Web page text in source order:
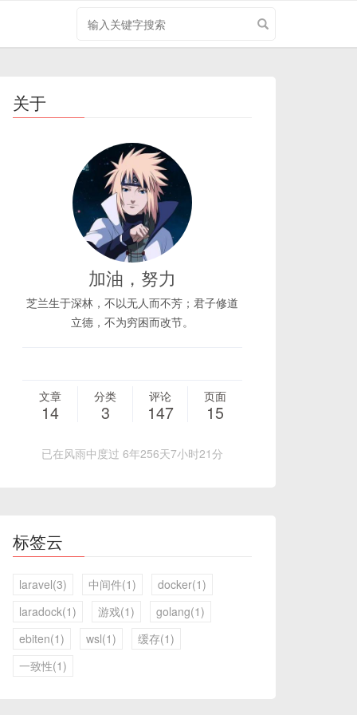
关于
加油，努力
芝兰生于深林，不以无人而不芳；君子修道
立德，不为穷困而改节。
文章
14
分类
3
评论
147
页面
15
已在风雨中度过 6年256天7小时21分
标签云
laravel(3) 中间件(1)
docker(1)
laradock(1)
游戏(1)
golang(1)
ebiten(1)
wsl(1)
缓存(1)
一致性(1)